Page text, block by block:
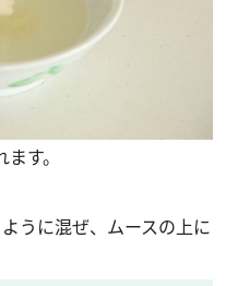
す。
うに混ぜ、ムースの上に